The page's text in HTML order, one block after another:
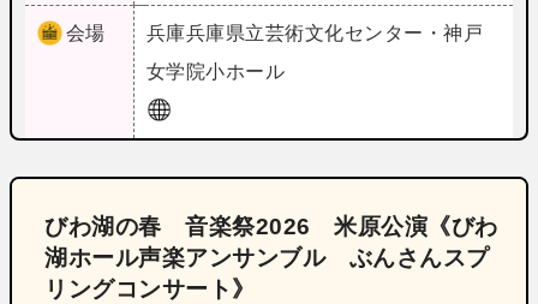
会場 兵庫兵庫県立芸術文化センター・神戸
女学院小ホール
びわ湖の春 音楽祭2026 米原公演《びわ
湖ホール声楽アンサンブル ぶんさんスプ
リングコンサート》